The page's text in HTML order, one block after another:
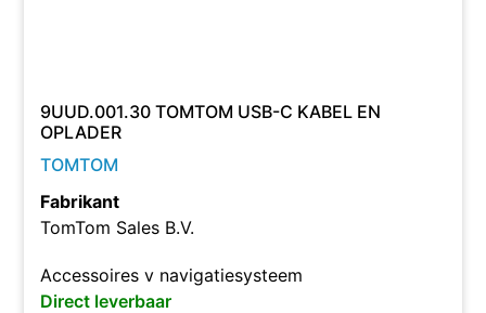
9UUD.001.30 TOMTOM USB-C KABEL EN
OPLADER
TOMTOM
Fabrikant
TomTom Sales B.V.
Accessoires v navigatiesysteem
Direct leverbaar